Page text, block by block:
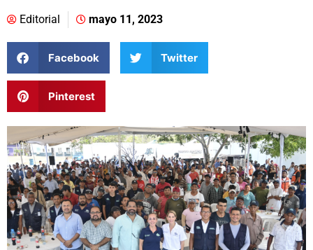
Editorial mayo 11, 2023
Facebook Twitter
Pinterest